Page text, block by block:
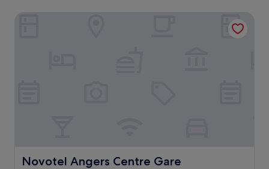
Novotel Angers Centre Gare
Novotel Angers Centre Gare